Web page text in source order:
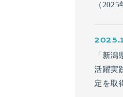
（2025
「新
活躍実
定を取